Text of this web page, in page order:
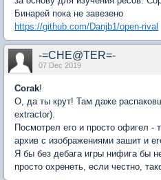
Бинарей пока не завезено
https://github.com/Danjb1/open-rival
-=CHE@TER=-
07 Dec 2019
Corak!
О, да ты крут! Там даже
extractor).
Посмотрел его и просто офигел -
архив с изображениями зашит и
Я бы без дебага игры нифига бы
просто охренеть, если честно,